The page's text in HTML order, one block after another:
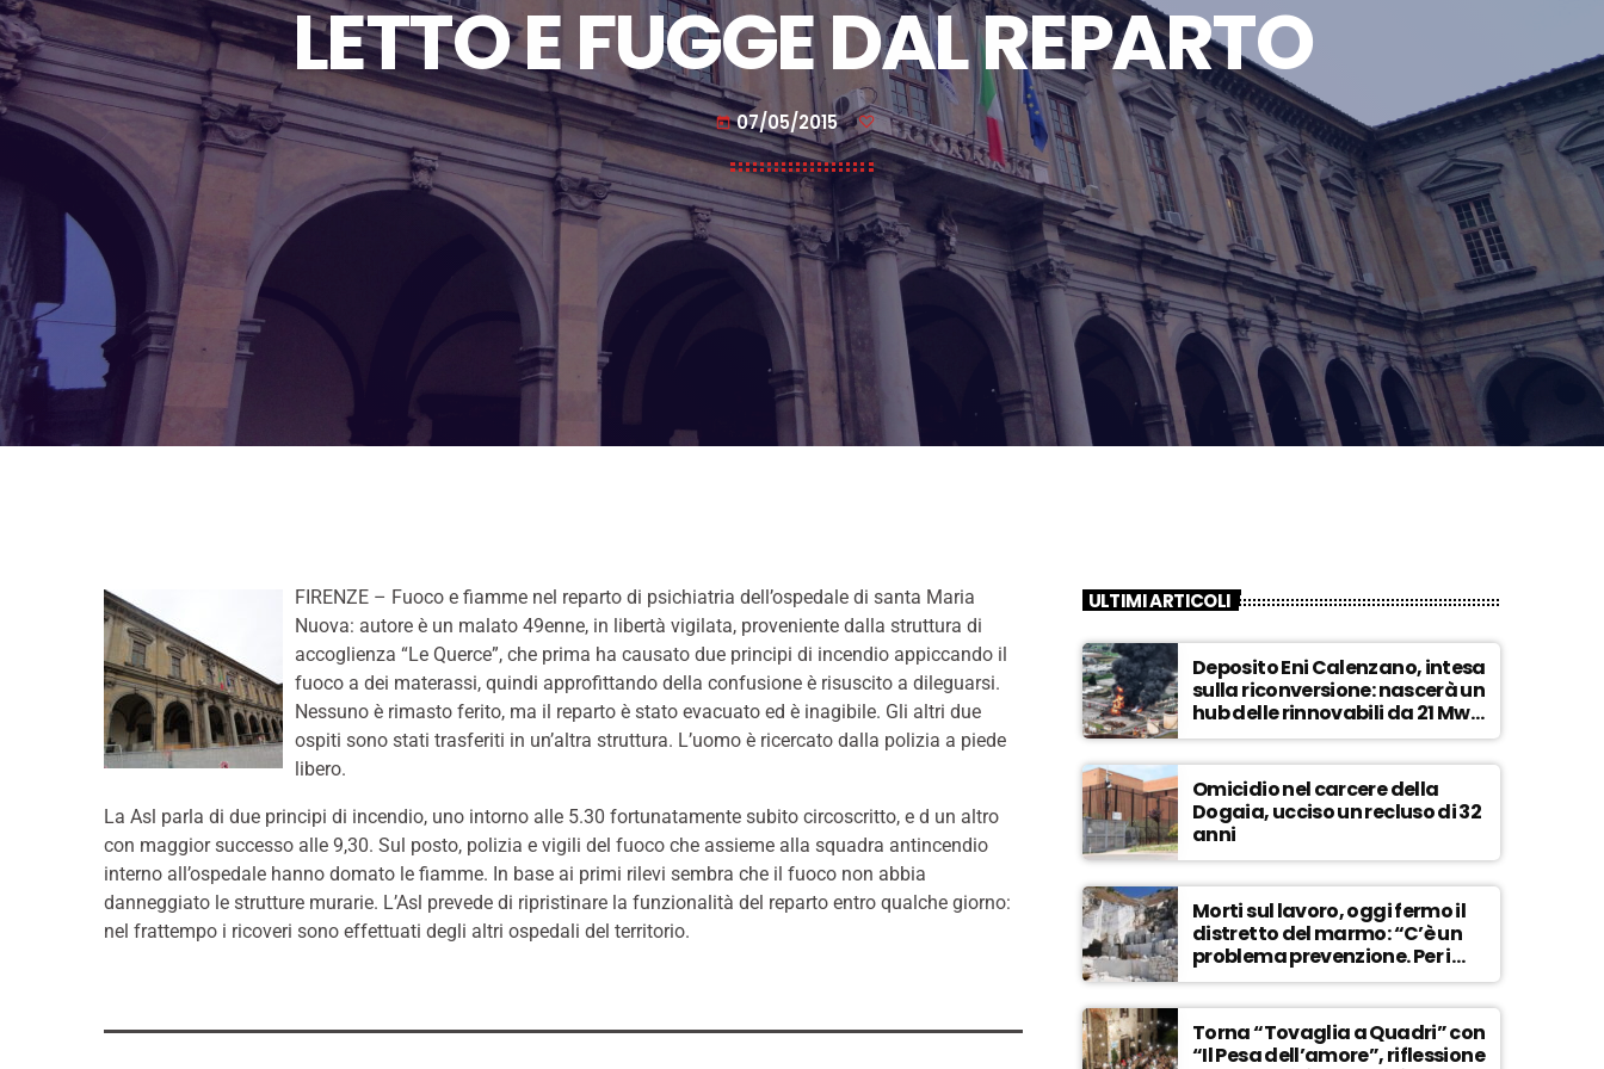
LETTO E FUGGE DAL REPARTO
today 07/05/2015
FIRENZE – Fuoco e fiamme nel reparto di psichiatria dell’ospedale di santa Maria
Nuova: autore è un malato 49enne, in libertà vigilata, proveniente dalla struttura di
accoglienza “Le Querce”, che prima ha causato due principi di incendio appiccando il
fuoco a dei materassi, quindi approfittando della confusione è risuscito a dileguarsi.
Nessuno è rimasto ferito, ma il reparto è stato evacuato ed è inagibile. Gli altri due
ospiti sono stati trasferiti in un’altra struttura. L’uomo è ricercato dalla polizia a piede
libero.
La Asl parla di due principi di incendio, uno intorno alle 5.30 fortunatamente subito circoscritto, e d un altro
con maggior successo alle 9,30. Sul posto, polizia e vigili del fuoco che assieme alla squadra antincendio
interno all’ospedale hanno domato le fiamme. In base ai primi rilevi sembra che il fuoco non abbia
danneggiato le strutture murarie. L’Asl prevede di ripristinare la funzionalità del reparto entro qualche giorno:
nel frattempo i ricoveri sono effettuati degli altri ospedali del territorio.
ULTIMI ARTICOLI
Deposito Eni Calenzano, intesa
sulla riconversione: nascerà un
hub delle rinnovabili da 21 Mw –
ASCOLTA
Omicidio nel carcere della
Dogaia, ucciso un recluso di 32
anni
Morti sul lavoro, oggi fermo il
distretto del marmo: “C’è un
problema prevenzione. Per i
controlli, un solo ispettore” –
ASCOLTA
Torna “Tovaglia a Quadri” con
“Il Pesa dell’amore”, riflessione